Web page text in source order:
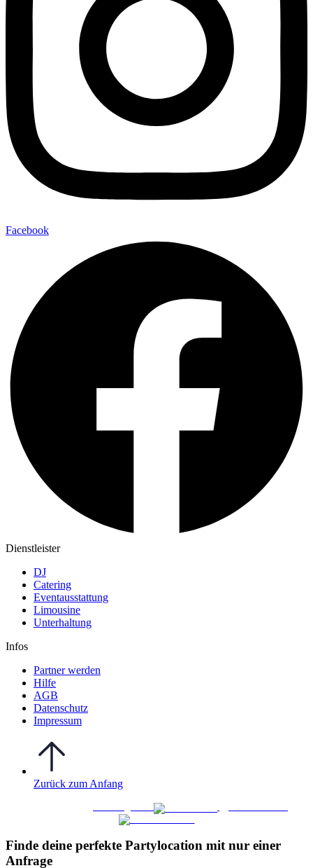
Facebook
Dienstleister
DJ
Catering
Eventausstattung
Limousine
Unterhaltung
Infos
Partner werden
Hilfe
AGB
Datenschutz
Impressum
Zurück zum Anfang
Finde deine perfekte Partylocation mit nur einer
Anfrage​